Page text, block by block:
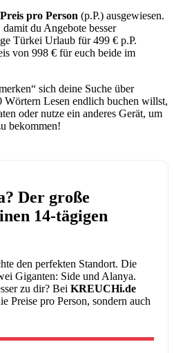
Preis pro Person (p.P.) ausgewiesen.
du Angebote besser
Türkei Urlaub für 499 € p.P.
von 998 € für euch beide im
sich deine Suche über
Wörtern Lesen endlich buchen willst,
oder nutze ein anderes Gerät, um
bekommen!
Der große
14-tägigen
den perfekten Standort. Die
Giganten: Side und Alanya.
zu dir? Bei KREUCHi.de
Preise pro Person, sondern auch